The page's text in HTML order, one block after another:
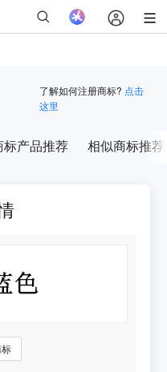
了解如何注册商标? 点击
这里
标产品推荐 相似商标推荐